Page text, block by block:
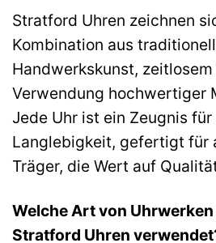
Stratford Uhren zeichnen
Kombination aus
Handwerkskunst,
Verwendung hochwertiger
Jede Uhr ist ein Zeugnis
Langlebigkeit, gefertigt für
Träger, die Wert auf
Welche Art von
Stratford Uhren